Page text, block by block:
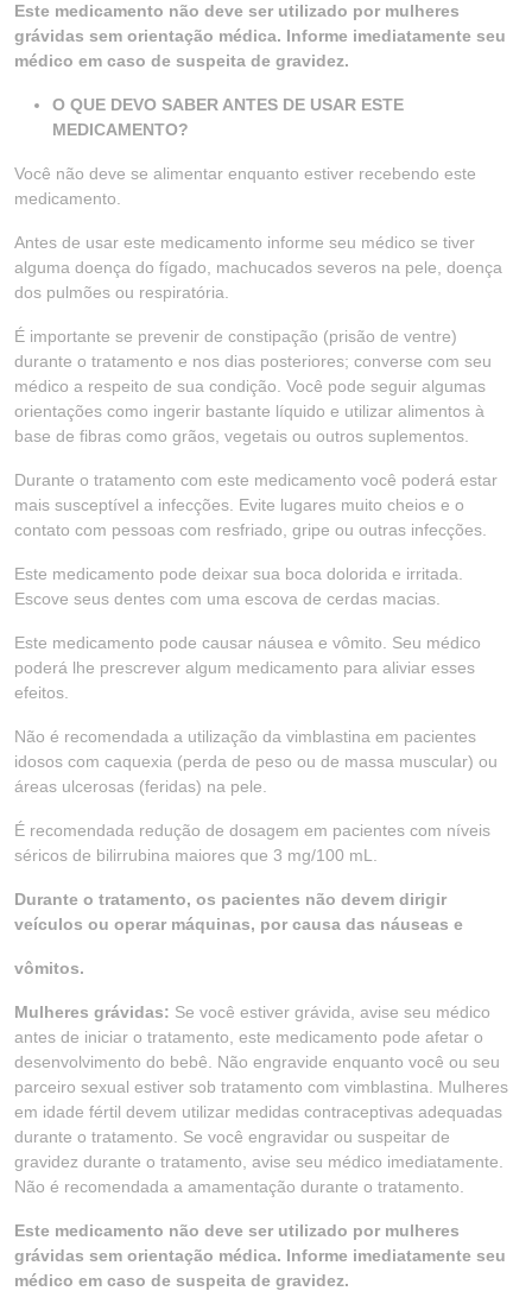
Este medicamento não deve ser utilizado por mulheres
grávidas sem orientação médica. Informe imediatamente seu
médico em caso de suspeita de gravidez.
O QUE DEVO SABER ANTES DE USAR ESTE
MEDICAMENTO?
Você não deve se alimentar enquanto estiver recebendo este
medicamento.
Antes de usar este medicamento informe seu médico se tiver
alguma doença do fígado, machucados severos na pele, doença
dos pulmões ou respiratória.
É importante se prevenir de constipação (prisão de ventre)
durante o tratamento e nos dias posteriores; converse com seu
médico a respeito de sua condição. Você pode seguir algumas
orientações como ingerir bastante líquido e utilizar alimentos à
base de fibras como grãos, vegetais ou outros suplementos.
Durante o tratamento com este medicamento você poderá estar
mais susceptível a infecções. Evite lugares muito cheios e o
contato com pessoas com resfriado, gripe ou outras infecções.
Este medicamento pode deixar sua boca dolorida e irritada.
Escove seus dentes com uma escova de cerdas macias.
Este medicamento pode causar náusea e vômito. Seu médico
poderá lhe prescrever algum medicamento para aliviar esses
efeitos.
Não é recomendada a utilização da vimblastina em pacientes
idosos com caquexia (perda de peso ou de massa muscular) ou
áreas ulcerosas (feridas) na pele.
É recomendada redução de dosagem em pacientes com níveis
séricos de bilirrubina maiores que 3 mg/100 mL.
Durante o tratamento, os pacientes não devem dirigir
veículos ou operar máquinas, por causa das náuseas e
vômitos.
Mulheres grávidas: Se você estiver grávida, avise seu médico
antes de iniciar o tratamento, este medicamento pode afetar o
desenvolvimento do bebê. Não engravide enquanto você ou seu
parceiro sexual estiver sob tratamento com vimblastina. Mulheres
em idade fértil devem utilizar medidas contraceptivas adequadas
durante o tratamento. Se você engravidar ou suspeitar de
gravidez durante o tratamento, avise seu médico imediatamente.
Não é recomendada a amamentação durante o tratamento.
Este medicamento não deve ser utilizado por mulheres
grávidas sem orientação médica. Informe imediatamente seu
médico em caso de suspeita de gravidez.